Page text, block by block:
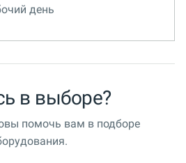
день
в выборе?
помочь вам в подборе